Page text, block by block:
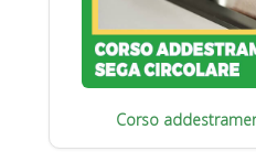
Corso